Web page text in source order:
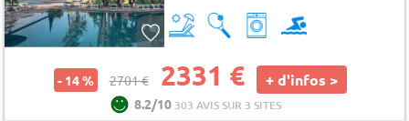
- 14 % 2701 € 2331 € + d'infos >
8.2/10 303 AVIS SUR 3 SITES